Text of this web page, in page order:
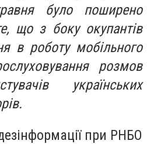
було поширено
що з боку окупантів
в роботу мобільного
розмов
українських
при РНБО